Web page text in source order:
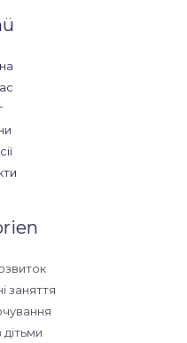
заняття
дітьми